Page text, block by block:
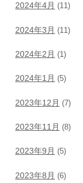
2024年4月 (11)
2024年3月 (11)
2024年2月 (1)
2024年1月 (5)
2023年12月 (7)
2023年11月 (8)
2023年9月 (5)
2023年8月 (6)